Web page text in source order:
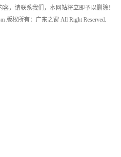
，请联系我们，本网站将立即予以删除！
版权所有：广东之窗 All Right Reserved.